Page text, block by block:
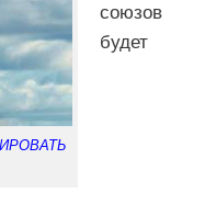
союзов
будет